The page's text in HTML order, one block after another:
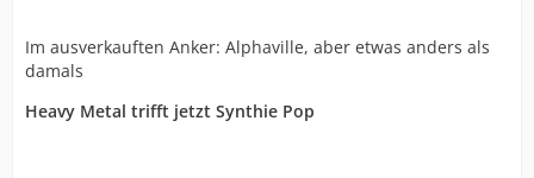
Im ausverkauften Anker: Alphaville, aber etwas anders als
damals
Heavy Metal trifft jetzt Synthie Pop